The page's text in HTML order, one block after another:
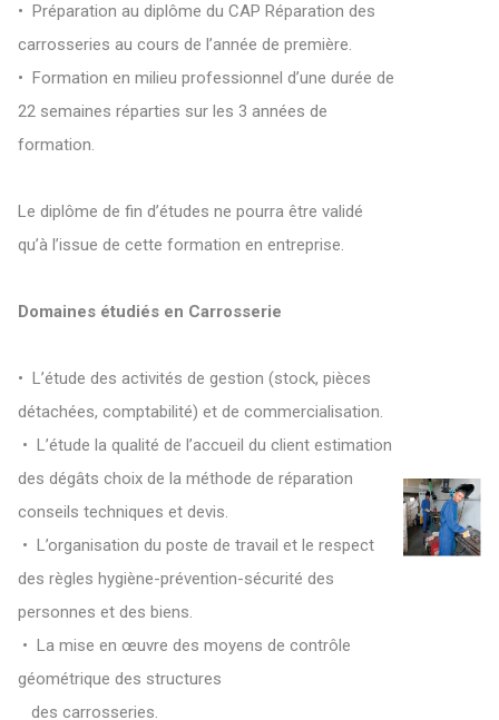
• Préparation au diplôme du CAP Réparation des
carrosseries au cours de l’année de première.
• Formation en milieu professionnel d’une durée de
22 semaines réparties sur les 3 années de
formation.
Le diplôme de fin d’études ne pourra être validé
qu’à l’issue de cette formation en entreprise.
Domaines étudiés en Carrosserie
• L’étude des activités de gestion (stock, pièces
détachées, comptabilité) et de commercialisation.
• L’étude la qualité de l’accueil du client estimation
des dégâts choix de la méthode de réparation
conseils techniques et devis.
• L’organisation du poste de travail et le respect
des règles hygiène-prévention-sécurité des
personnes et des biens.
• La mise en œuvre des moyens de contrôle
géométrique des structures
des carrosseries.